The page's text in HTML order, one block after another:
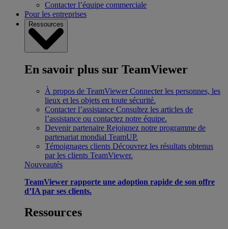
Contacter l’équipe commerciale
Pour les entreprises
Ressources
En savoir plus sur TeamViewer
À propos de TeamViewer Connecter les personnes, les
lieux et les objets en toute sécurité.
Contacter l’assistance Consultez les articles de
l’assistance ou contactez notre équipe.
Devenir partenaire Rejoignez notre programme de
partenariat mondial TeamUP.
Témoignages clients Découvrez les résultats obtenus
par les clients TeamViewer.
Nouveautés
TeamViewer rapporte une adoption rapide de son offre
d’IA par ses clients.
Ressources